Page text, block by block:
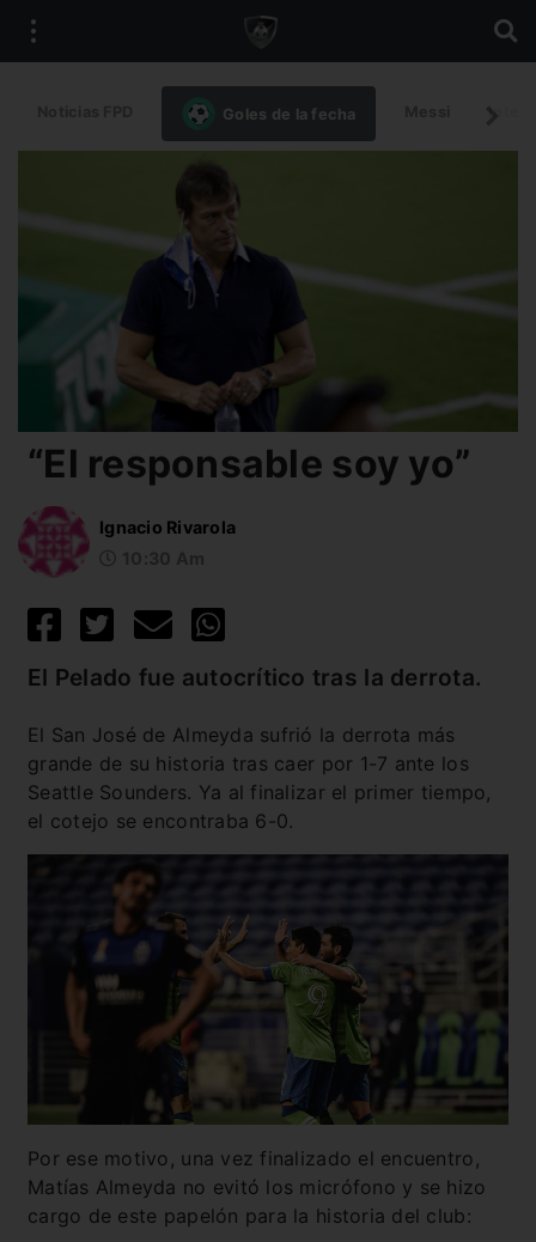
Goles de la fecha
“El responsable soy yo”
Ignacio Rivarola
El Pelado fue autocrítico tras la derrota.
El San José de Almeyda sufrió la derrota más
grande de su historia tras caer por 1-7 ante los
Seattle Sounders. Ya al finalizar el primer tiempo,
el cotejo se encontraba 6-0.
Por ese motivo, una vez finalizado el encuentro,
Matías Almeyda no evitó los micrófono y se hizo
cargo de este papelón para la historia del club: